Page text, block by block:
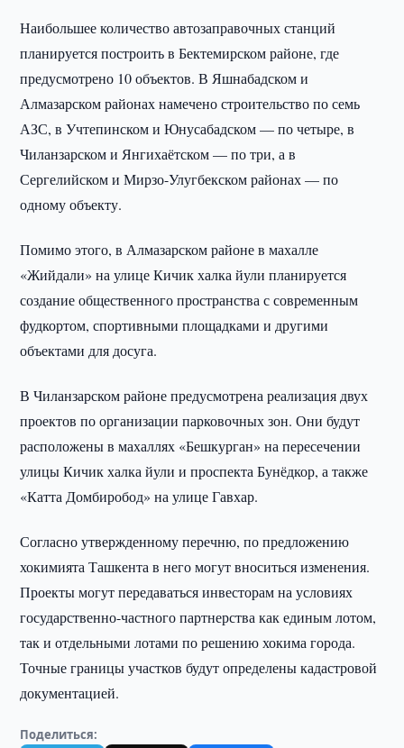
Наибольшее количество автозаправочных станций
планируется построить в Бектемирском районе, где
предусмотрено 10 объектов. В Яшнабадском и
Алмазарском районах намечено строительство по семь
АЗС, в Учтепинском и Юнусабадском — по четыре, в
Чиланзарском и Янгихаётском — по три, а в
Сергелийском и Мирзо-Улугбекском районах — по
одному объекту.
Помимо этого, в Алмазарском районе в махалле
«Жийдали» на улице Кичик халка йули планируется
создание общественного пространства с современным
фудкортом, спортивными площадками и другими
объектами для досуга.
В Чиланзарском районе предусмотрена реализация двух
проектов по организации парковочных зон. Они будут
расположены в махаллях «Бешкурган» на пересечении
улицы Кичик халка йули и проспекта Бунёдкор, а также
«Катта Домбиробод» на улице Гавхар.
Согласно утвержденному перечню, по предложению
хокимията Ташкента в него могут вноситься изменения.
Проекты могут передаваться инвесторам на условиях
государственно-частного партнерства как единым лотом,
так и отдельными лотами по решению хокима города.
Точные границы участков будут определены кадастровой
документацией.
Поделиться: